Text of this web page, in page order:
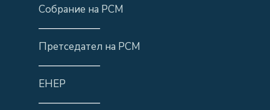
Собрание на РСМ
——————
Претседател на РСМ
——————
ЕНЕР
——————